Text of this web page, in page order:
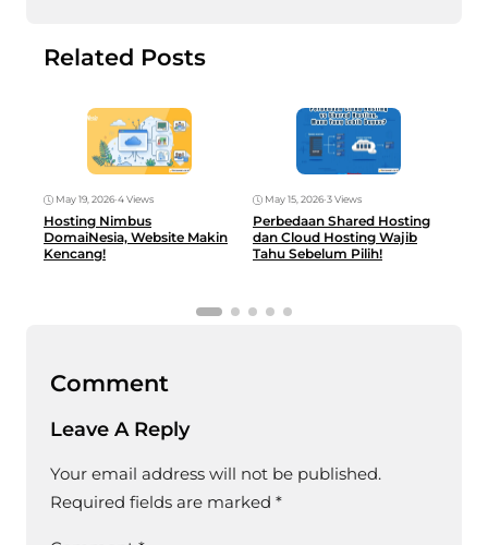
Related Posts
May 19, 2026•4 Views
Hosting Nimbus
DomaiNesia, Website Makin
Kencang!
May 15, 2026•3 Views
Perbedaan Shared Hosting
dan Cloud Hosting Wajib
Tahu Sebelum Pilih!
Comment
Leave A Reply
Your email address will not be published.
Required fields are marked *